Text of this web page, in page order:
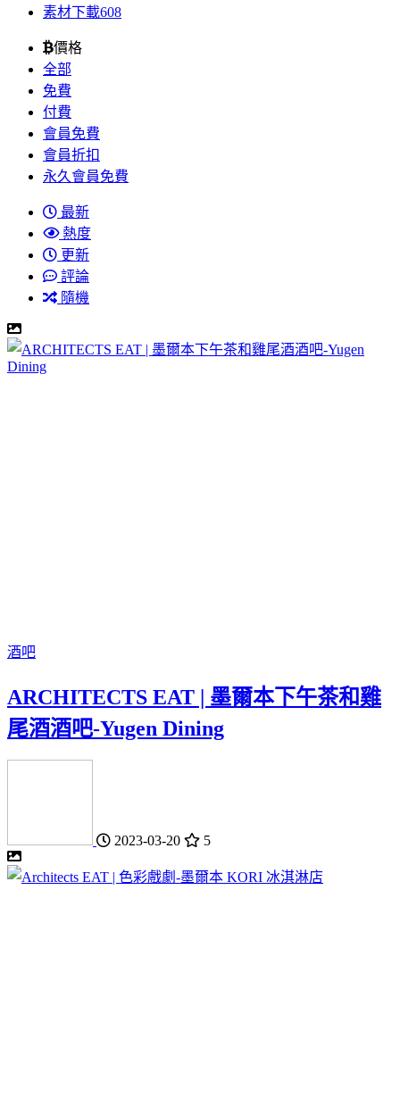
素材下載608
價格
全部
免費
付費
會員免費
會員折扣
永久會員免費
最新
熱度
更新
評論
隨機
酒吧
ARCHITECTS EAT | 墨爾本下午茶和雞
尾酒酒吧-Yugen Dining
2023-03-20 5